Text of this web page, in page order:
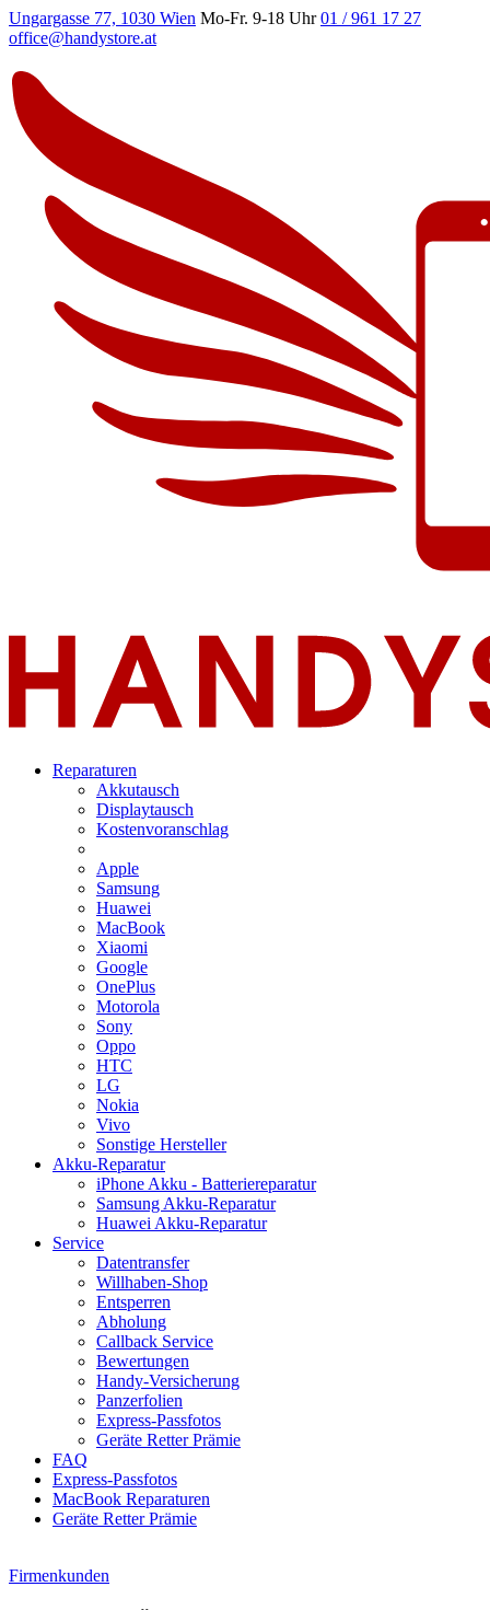
Ungargasse 77, 1030 Wien Mo-Fr. 9-18 Uhr 01 / 961 17 27
office@handystore.at
Reparaturen
Akkutausch
Displaytausch
Kostenvoranschlag
Apple
Samsung
Huawei
MacBook
Xiaomi
Google
OnePlus
Motorola
Sony
Oppo
HTC
LG
Nokia
Vivo
Sonstige Hersteller
Akku-Reparatur
iPhone Akku - Batteriereparatur
Samsung Akku-Reparatur
Huawei Akku-Reparatur
Service
Datentransfer
Willhaben-Shop
Entsperren
Abholung
Callback Service
Bewertungen
Handy-Versicherung
Panzerfolien
Express-Passfotos
Geräte Retter Prämie
FAQ
Express-Passfotos
MacBook Reparaturen
Geräte Retter Prämie
Firmenkunden